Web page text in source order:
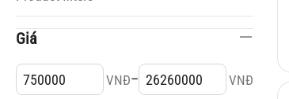
Giá
VNĐ– VNĐ